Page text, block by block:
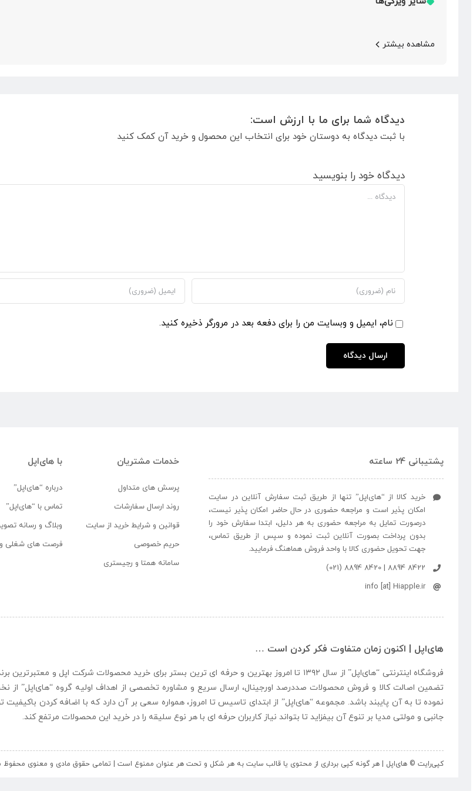
مشاهده بیشتر
دیدگاه شما برای ما با ارزش است:
با ثبت دیدگاه به دوستان خود برای انتخاب این محصول و خرید آن کمک کنید
دیدگاه خود را بنویسید
دیدگاه
نام، ایمیل و وبسایت من را برای دفعه بعد در مرورگر ذخیره کنید.
پشتیبانی 24 ساعته
خرید کالا از “های‌اپل” تنها از طریق ثبت سفارش آنلاین در سایت
امکان پذیر است و مراجعه حضوری در حال حاضر امکان پذیر نیست،
درصورت تمایل به مراجعه حضوری به هر دلیل، ابتدا سفارش خود را
بدون پرداخت بصورت آنلاین ثبت نموده و سپس از طریق تماس،
جهت تحویل حضوری کالا با واحد فروش هماهنگ فرمایید.
8422 8894 | 8420 8894 (021)
info [at] Hiapple.ir
خدمات مشتریان
پرسش های متداول
روند ارسال سفارشات
قوانین و شرایط خرید از سایت
حریم خصوصی
سامانه همتا و رجیستری
با های‌اپل
درباره “های‌اپل”
تماس با “های‌اپل”
وبلاگ و رسانه
فرصت های شغلی و
های‌اپل | اکنون زمان متفاوت فکر کردن است …
فروشگاه اینترنتی “های‌اپل
” از سال ۱۳۹۲ تا امروز بهترین و حرفه ای ترین بستر برای خرید محصولات شرکت اپل و
تضمین اصالت کالا و فروش محصولات صددرصد اورجینال، ارسال سریع و مشاوره تخصصی از اهداف اولیه گروه “های‌اپل” از
نموده تا به آن پایبند باشد. مجموعه “های‌اپل” از ابتدای تاسیس تا امروز، همواره سعی بر آن دارد که با اضافه کردن
جانبی و مولتی مدیا بر تنوع آن بیفزاید تا بتواند نیاز کاربران حرفه ای با هر نوع سلیقه را در خرید این محصولات مرتفع کند.
کپی‌رایت © های‌اپل | هر گونه کپی برداری از محتوی یا قالب سایت به هر شکل و تحت هر عنوان ممنوع است | تمامی حقوق مادی و معنوی محفوظ